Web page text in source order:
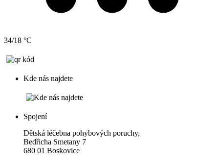
34/18 °C
Kde nás najdete
Spojení
Dětská léčebna pohybových poruchy,
Bedřicha Smetany 7
680 01 Boskovice